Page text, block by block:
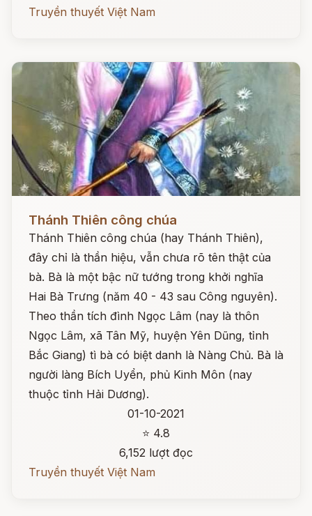
Truyền thuyết Việt Nam
Thánh Thiên công chúa
Thánh Thiên công chúa (hay Thánh Thiên),
đây chỉ là thần hiệu, vẫn chưa rõ tên thật của
bà. Bà là một bậc nữ tướng trong khởi nghĩa
Hai Bà Trưng (năm 40 - 43 sau Công nguyên).
Theo thần tích đình Ngọc Lâm (nay là thôn
Ngọc Lâm, xã Tân Mỹ, huyện Yên Dũng, tỉnh
Bắc Giang) tì bà có biệt danh là Nàng Chủ. Bà là
người làng Bích Uyển, phủ Kinh Môn (nay
thuộc tỉnh Hải Dương).
01-10-2021
⭐ 4.8
6,152 lượt đọc
Truyền thuyết Việt Nam